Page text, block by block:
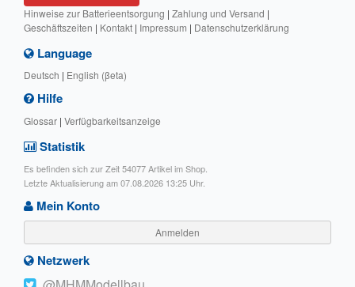
Hinweise zur Batterieentsorgung | Zahlung und Versand |
Geschäftszeiten | Kontakt | Impressum | Datenschutzerklärung
Language
Deutsch | English (βeta)
Hilfe
Glossar | Verfügbarkeitsanzeige
Statistik
Es befinden sich zur Zeit 54077 Artikel im Shop.
Letzte Aktualisierung am 07.08.2026 13:25 Uhr.
Mein Konto
Anmelden
Netzwerk